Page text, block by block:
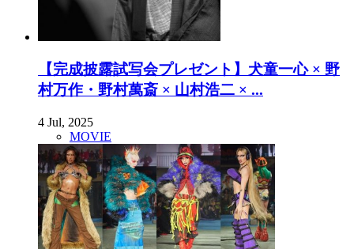
【完成披露試写会プレゼント】犬童一心 × 野
村万作・野村萬斎 × 山村浩二 × ...
4 Jul, 2025
MOVIE